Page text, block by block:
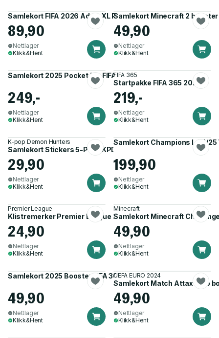
Samlekort FIFA 2026 AdrenXL Pre. Booster
89,90
Nettlager
Klikk&Hent
Samlekort Minecraft 2 booster
49,90
Nettlager
Klikk&Hent
Samlekort 2025 Pocket Tin FIFA 365
249,-
Nettlager
Klikk&Hent
FIFA 365
Startpakke FIFA 365 2025
219,-
Nettlager
Klikk&Hent
K-pop Demon Hunters
Samlekort Stickers 5-Pack KPDH
29,90
Nettlager
Klikk&Hent
Samlekort Champions L 24/25
199,90
Nettlager
Klikk&Hent
Premier League
Klistremerker Premier League 2023/2024
24,90
Nettlager
Klikk&Hent
Minecraft
Samlekort Minecraft
49,90
Nettlager
Klikk&Hent
Samlekort 2025 Booster FIFA 365
49,90
Nettlager
Klikk&Hent
UEFA EURO 2024
Samlekort Match Attax Euro
49,90
Nettlager
Klikk&Hent